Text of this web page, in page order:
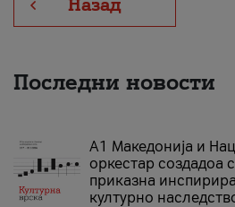
Назад
Последни новости
А1 Македонија и
оркестар создадоа
приказна
културно